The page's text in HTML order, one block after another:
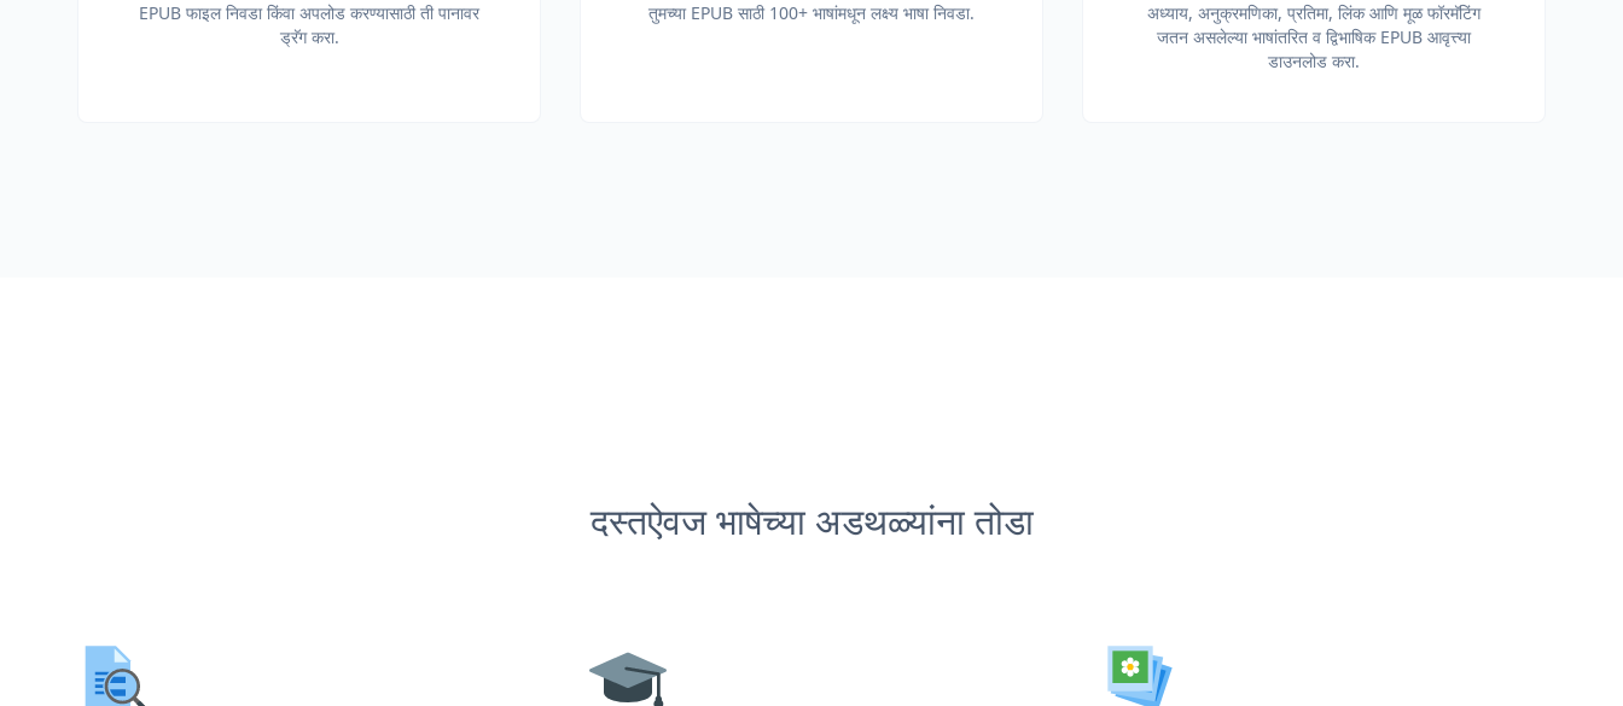
EPUB फाइल निवडा किंवा अपलोड करण्यासाठी ती पानावर
ड्रॅग करा.
तुमच्या EPUB साठी 100+ भाषांमधून लक्ष्य भाषा निवडा.
अध्याय, अनुक्रमणिका, प्रतिमा, लिंक आणि मूळ फॉरमॅटिंग
जतन असलेल्या भाषांतरित व द्विभाषिक EPUB आवृत्त्या
डाउनलोड करा.
दस्तऐवज भाषेच्या अडथळ्यांना तोडा